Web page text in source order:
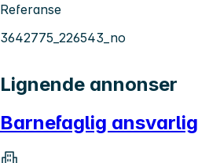
Referanse
3642775_226543_no
Lignende annonser
Barnefaglig ansvarlig